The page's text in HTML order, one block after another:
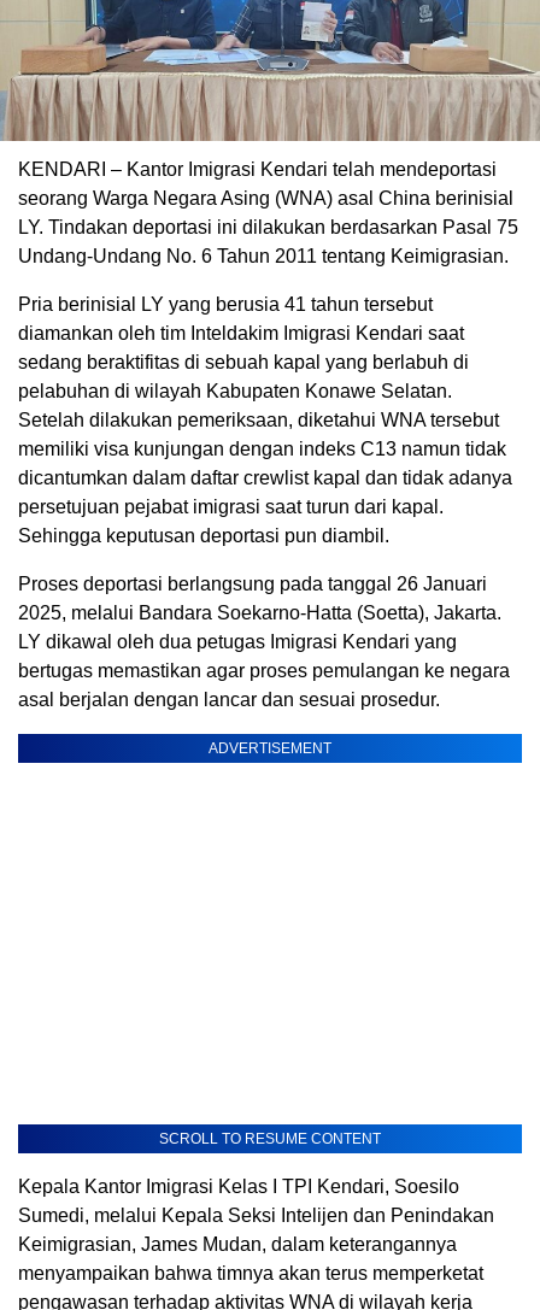
KENDARI – Kantor Imigrasi Kendari telah mendeportasi
seorang Warga Negara Asing (WNA) asal China berinisial
LY. Tindakan deportasi ini dilakukan berdasarkan Pasal 75
Undang-Undang No. 6 Tahun 2011 tentang Keimigrasian.
Pria berinisial LY yang berusia 41 tahun tersebut
diamankan oleh tim Inteldakim Imigrasi Kendari saat
sedang beraktifitas di sebuah kapal yang berlabuh di
pelabuhan di wilayah Kabupaten Konawe Selatan.
Setelah dilakukan pemeriksaan, diketahui WNA tersebut
memiliki visa kunjungan dengan indeks C13 namun tidak
dicantumkan dalam daftar crewlist kapal dan tidak adanya
persetujuan pejabat imigrasi saat turun dari kapal.
Sehingga keputusan deportasi pun diambil.
Proses deportasi berlangsung pada tanggal 26 Januari
2025, melalui Bandara Soekarno-Hatta (Soetta), Jakarta.
LY dikawal oleh dua petugas Imigrasi Kendari yang
bertugas memastikan agar proses pemulangan ke negara
asal berjalan dengan lancar dan sesuai prosedur.
ADVERTISEMENT
SCROLL TO RESUME CONTENT
Kepala Kantor Imigrasi Kelas I TPI Kendari, Soesilo
Sumedi, melalui Kepala Seksi Intelijen dan Penindakan
Keimigrasian, James Mudan, dalam keterangannya
menyampaikan bahwa timnya akan terus memperketat
pengawasan terhadap aktivitas WNA di wilayah kerja